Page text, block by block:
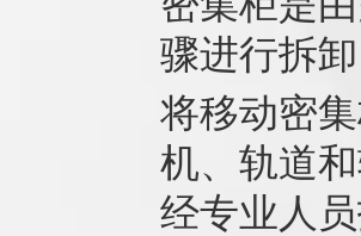
骤进行拆
将移动密
机、轨道
经专业人